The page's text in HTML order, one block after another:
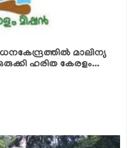
മാലിന്യ
ഹരിത കേരളം...